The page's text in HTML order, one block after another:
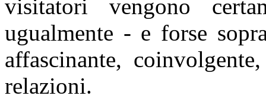
visitatori vengono
ugualmente - e forse
affascinante,
relazioni.